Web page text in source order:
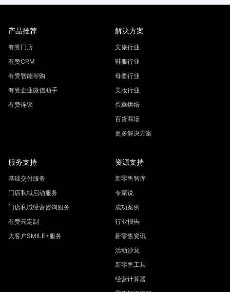
产品推荐
有赞门店
有赞CRM
有赞智能导购
有赞企业微信助手
有赞连锁
解决方案
文旅行业
鞋服行业
母婴行业
美妆行业
蛋糕烘焙
百货商场
更多解决方案
服务支持
基础交付服务
门店私域启动服务
门店私域经营咨询服务
有赞云定制
大客户SMILE+服务
资源支持
新零售智库
专家说
成功案例
行业报告
新零售资讯
活动沙龙
新零售工具
经营计算器